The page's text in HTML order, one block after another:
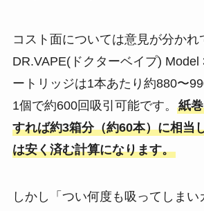
コスト面については意見が分かれ
DR.VAPE(ドクターベイプ) Model
ートリッジは1本あたり約880〜
1個で約600回吸引可能です​。 紙
すれば約3箱分（約60本）に相当
は安く済む計算になります​。
しかし「つい何度も吸ってしま